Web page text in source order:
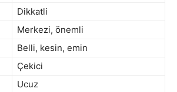
Dikkatli
Merkezi, önemli
Belli, kesin, emin
Çekici
Ucuz